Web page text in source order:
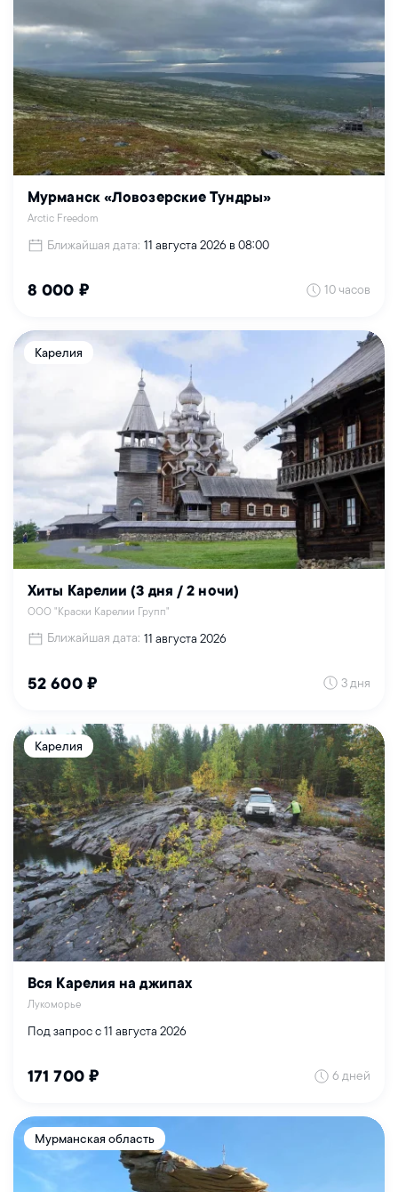
Мурманск «Ловозерские Тундры»
Arctic Freedom
Ближайшая дата: 11 августа 2026 в 08:00
8 000 ₽ 10 часов
Карелия
Хиты Карелии (3 дня / 2 ночи)
ООО "Краски Карелии Групп"
Ближайшая дата: 11 августа 2026
52 600 ₽ 3 дня
Карелия
Вся Карелия на джипах
Лукоморье
Под запрос с 11 августа 2026
171 700 ₽ 6 дней
Мурманская область